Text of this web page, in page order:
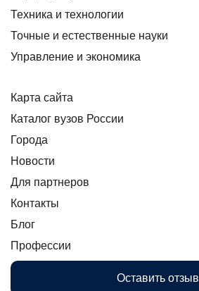
Техника и технологии
Точные и естественные науки
Управление и экономика
Карта сайта
Каталог вузов России
Города
Новости
Для партнеров
Контакты
Блог
Профессии
Оставить отзыв